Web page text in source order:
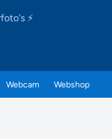
⚡
Webcam Webshop